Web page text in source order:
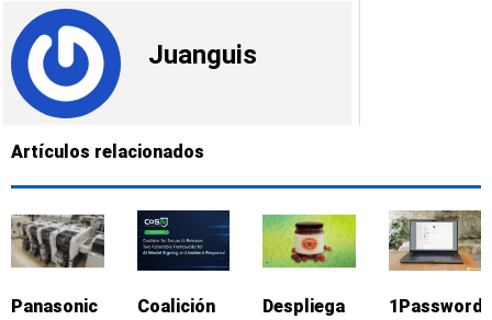
Juanguis
Artículos relacionados
Panasonic
Coalición
Despliega
1Password: